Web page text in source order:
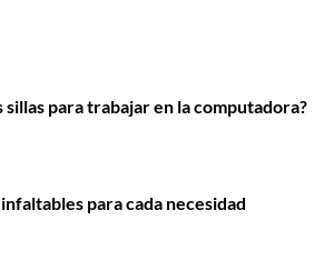
sillas para trabajar en la computadora?
para cada necesidad